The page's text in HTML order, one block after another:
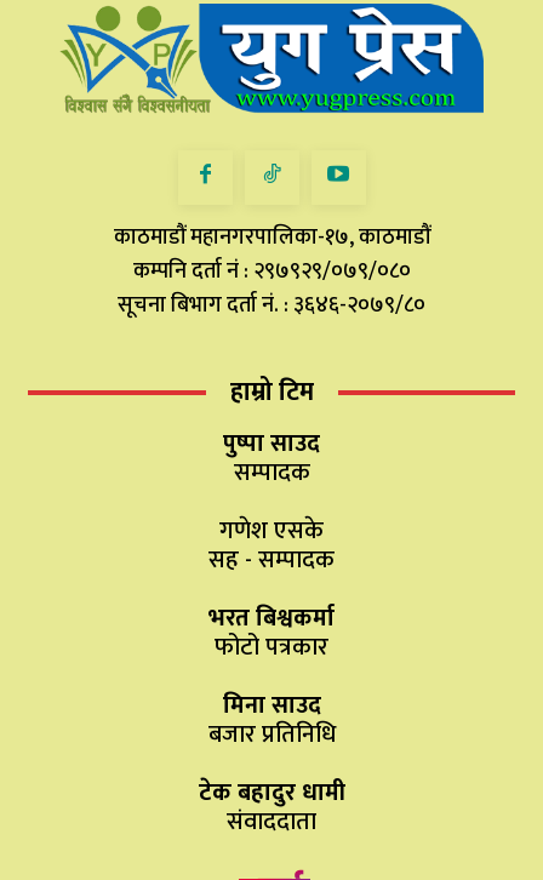
काठमाडौं महानगरपालिका-१७, काठमाडौं
कम्पनि दर्ता नं : २९७९२९/०७९/०८०
सूचना बिभाग दर्ता नं. : ३६४६-२०७९/८०
हाम्रो टिम
पुष्पा साउद
सम्पादक
गणेश एसके
सह - सम्पादक
भरत बिश्वकर्मा
फोटो पत्रकार
मिना साउद
बजार प्रतिनिधि
टेक बहादुर धामी
संवाददाता